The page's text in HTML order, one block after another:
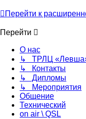
Перейти к
Перейти
О нас
↳ ТРЛЦ «Левша»
↳ Контакты
↳ Дипломы
↳ Мероприятия
Общение
Технический
on air \ QSL